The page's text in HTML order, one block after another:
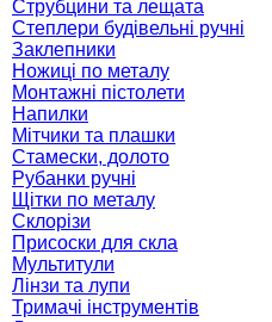
Струбцини та лещата
Степлери будівельні ручні
Заклепники
Ножиці по металу
Монтажні пістолети
Напилки
Мітчики та плашки
Стамески, долото
Рубанки ручні
Щітки по металу
Склорізи
Присоски для скла
Мультитули
Лінзи та лупи
Тримачі інструментів